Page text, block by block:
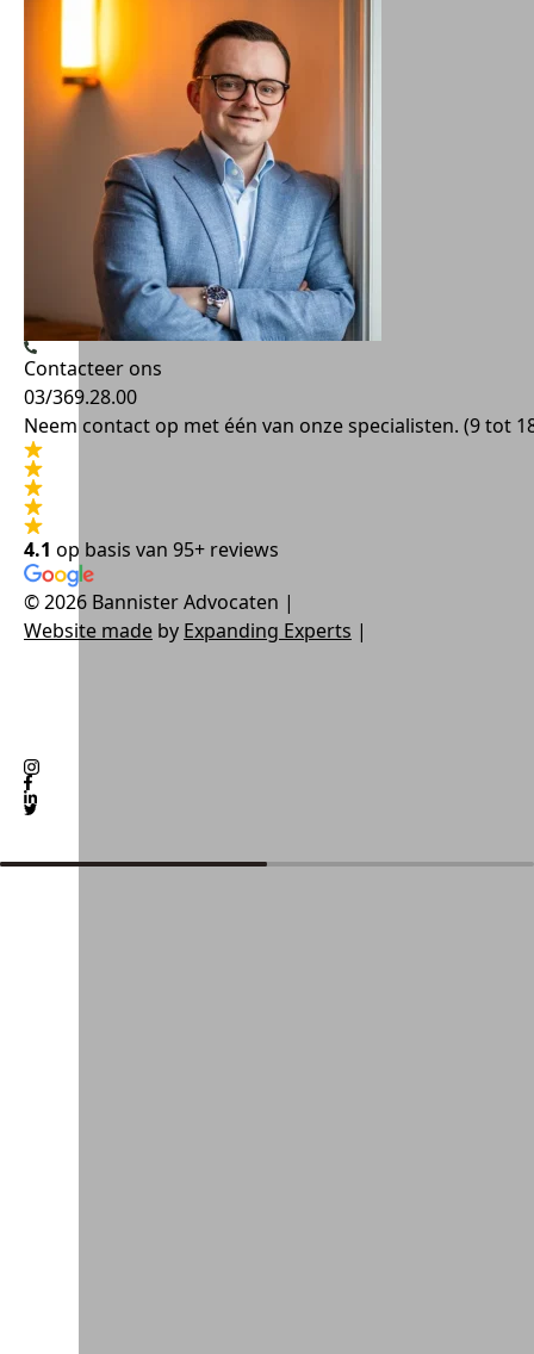
Contacteer ons
03/369.28.00
Neem contact op met één van onze specialisten. (9 tot
4.1 op basis van 95+ reviews
© 2026 Bannister Advocaten |
Website made by Expanding Experts |